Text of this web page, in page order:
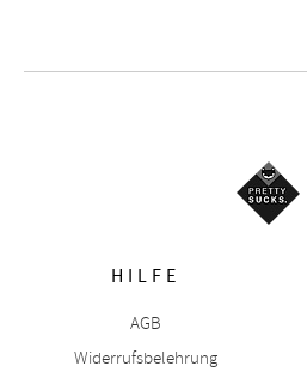
HILFE
AGB
Widerrufsbelehrung